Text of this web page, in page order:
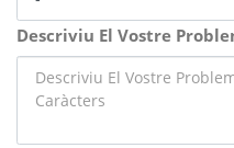
Descriviu El Vostre